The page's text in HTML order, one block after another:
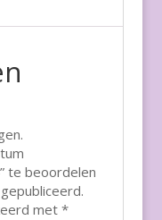
te beoordelen
met*